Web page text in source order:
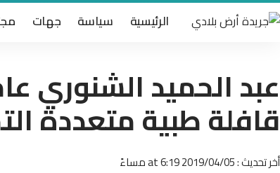
الرئيسية سياسة جهات
عبد الحميد الشنوري
قافلة طبية متعددة
أخر تحديث : 2019/04/05 at 6:19 مساءً